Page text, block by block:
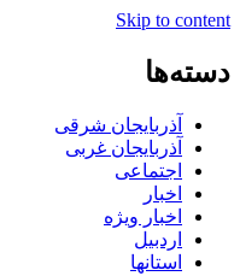
Skip to content
دسته‌ها
آذربایجان شرقی
آذربایجان غربی
اجتماعی
اخبار
اخبار ویژه
اردبیل
استانها